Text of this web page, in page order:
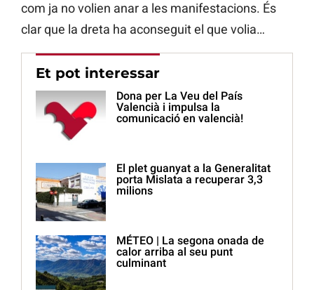
com ja no volien anar a les manifestacions. És
clar que la dreta ha aconseguit el que volia…
Et pot interessar
Dona per La Veu del País
Valencià i impulsa la
comunicació en valencià!
El plet guanyat a la Generalitat
porta Mislata a recuperar 3,3
milions
MÉTEO | La segona onada de
calor arriba al seu punt
culminant